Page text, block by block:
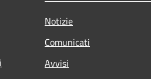
Notizie
Comunicati
Avvisi